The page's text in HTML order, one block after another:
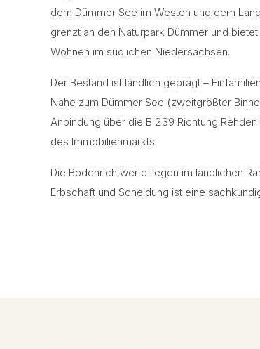
dem Dümmer See im Westen und dem
grenzt an den Naturpark Dümmer und
Wohnen im südlichen Niedersachsen.
Der Bestand ist ländlich geprägt –
Nähe zum Dümmer See (zweitgrößter
Anbindung über die B 239 Richtung
des Immobilienmarkts.
Die Bodenrichtwerte liegen im ländlichen
Erbschaft und Scheidung ist eine